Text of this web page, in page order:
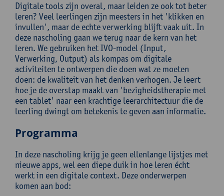
Digitale tools zijn overal, maar leiden ze ook tot beter
leren? Veel leerlingen zijn meesters in het 'klikken en
invullen', maar de echte verwerking blijft vaak uit. In
deze nascholing gaan we terug naar de kern van het
leren. We gebruiken het IVO-model (Input,
Verwerking, Output) als kompas om digitale
activiteiten te ontwerpen die doen wat ze moeten
doen: de kwaliteit van het denken verhogen. Je leert
hoe je de overstap maakt van 'bezigheidstherapie met
een tablet' naar een krachtige leerarchitectuur die de
leerling dwingt om betekenis te geven aan informatie.
Programma
In deze nascholing krijg je geen ellenlange lijstjes met
nieuwe apps, wel een diepe duik in hoe leren écht
werkt in een digitale context. Deze onderwerpen
komen aan bod: